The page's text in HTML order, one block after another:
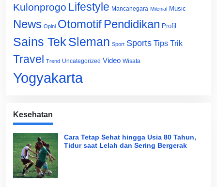
Kulonprogo Lifestyle Mancanegara Milenial Music
News Opini Otomotif Pendidikan Profil
Sains Tek Sleman Sport Sports Tips Trik
Travel Trend Uncategorized Video Wisata
Yogyakarta
Kesehatan
Cara Tetap Sehat hingga Usia 80 Tahun,
Tidur saat Lelah dan Sering Bergerak